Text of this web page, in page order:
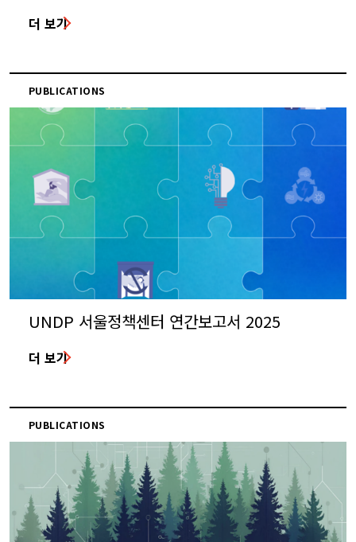
더 보기
PUBLICATIONS
UNDP 서울정책센터 연간보고서 2025
더 보기
PUBLICATIONS